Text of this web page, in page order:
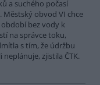
a suchého počasí
Městský obvod VI chce
bez vody k
na správce toku,
s tím, že údržbu
zjistila ČTK.